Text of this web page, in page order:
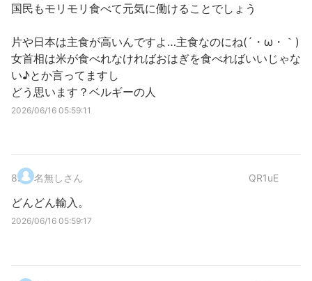
国民もモリモリ食べて元気に働けることでしょう
片や日本は主食が高いんですよ…主食なのにね(´・ω・｀)
女首相は米が食べれなければおはぎを食べればいいじゃな
い♪とか言ってますし
どう思います？ベルギーの人
2026/06/16 05:59:11
8. 名無しさん QR1uE
どんどん輸入。
2026/06/16 05:59:17